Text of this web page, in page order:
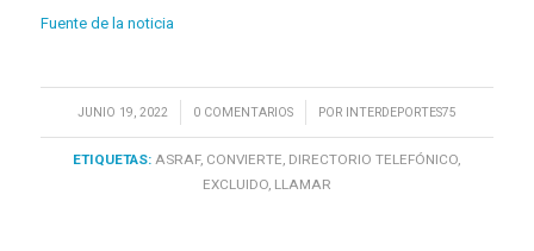
Fuente de la noticia
JUNIO 19, 2022
/ 0 COMENTARIOS
/ POR INTERDEPORTES75
ETIQUETAS: ASRAF, CONVIERTE, DIRECTORIO TELEFÓNICO,
EXCLUIDO, LLAMAR